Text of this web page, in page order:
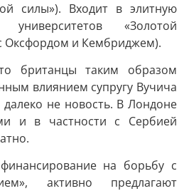
силы»). Входит в элитную
университетов «Золотой
Оксфордом и Кембриджем).
британцы таким образом
влиянием супругу Вучича
не новость. В Лондоне
и в частности с Сербией
на борьбу с
активно предлагают